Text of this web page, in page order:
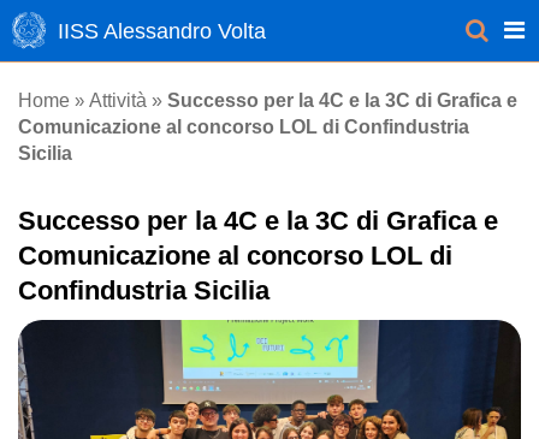
IISS Alessandro Volta
Home » Attività » Successo per la 4C e la 3C di Grafica e
Comunicazione al concorso LOL di Confindustria
Sicilia
Successo per la 4C e la 3C di Grafica e
Comunicazione al concorso LOL di
Confindustria Sicilia